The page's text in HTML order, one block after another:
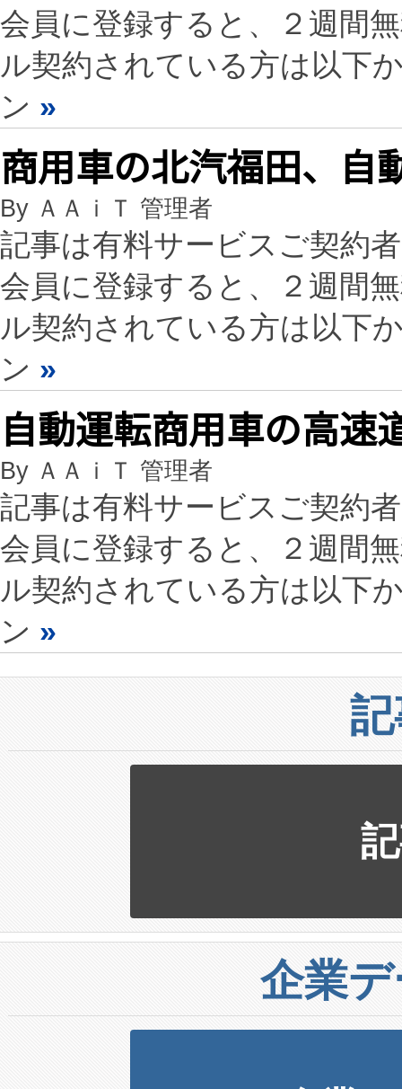
会員に登録すると、２週間
ル契約されている方は以下
ン »
商用車の北汽福田、自
By ＡＡｉＴ 管理者
記事は有料サービスご契約
会員に登録すると、２週間
ル契約されている方は以下
ン »
自動運転商用車の高速
By ＡＡｉＴ 管理者
記事は有料サービスご契約
会員に登録すると、２週間
ル契約されている方は以下
ン »
企業